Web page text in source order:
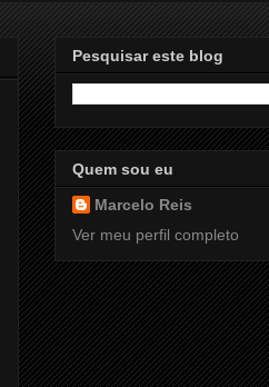
Pesquisar este blog
Quem sou eu
Marcelo Reis
Ver meu perfil completo